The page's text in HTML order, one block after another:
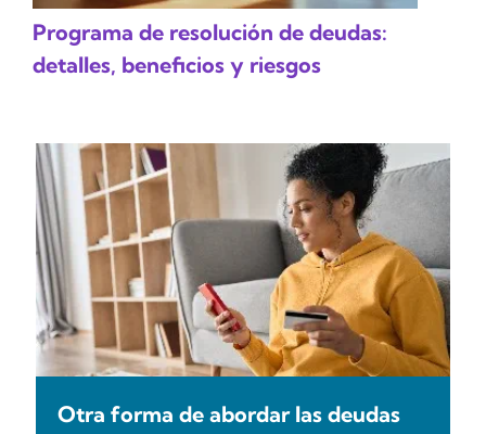
Programa de resolución de deudas:
detalles, beneficios y riesgos
Otra forma de abordar las deudas